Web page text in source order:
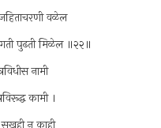
वळेल
गती पुढती मिळेल ॥२२॥
नामी
कामी ।